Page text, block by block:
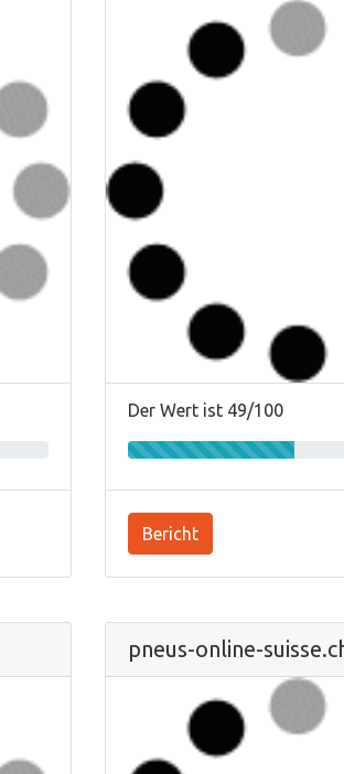
Der Wert ist 49/100
Bericht
pneus-online-